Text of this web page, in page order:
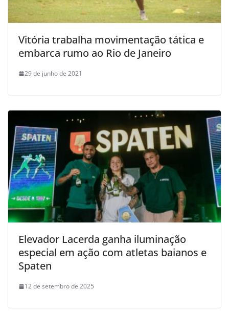
Vitória trabalha movimentação tática e
embarca rumo ao Rio de Janeiro
29 de junho de 2021
Elevador Lacerda ganha iluminação
especial em ação com atletas baianos e
Spaten
12 de setembro de 2025